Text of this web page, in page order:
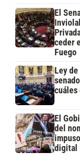
El
ceder
Fuego
Ley de
cuáles
El
del
digital